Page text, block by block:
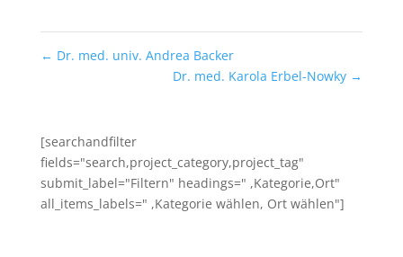
← Dr. med. univ. Andrea Backer
Dr. med. Karola Erbel-Nowky →
[searchandfilter
fields="search,project_category,project_tag"
submit_label="Filtern" headings=" ,Kategorie,Ort"
all_items_labels=" ,Kategorie wählen, Ort wählen"]